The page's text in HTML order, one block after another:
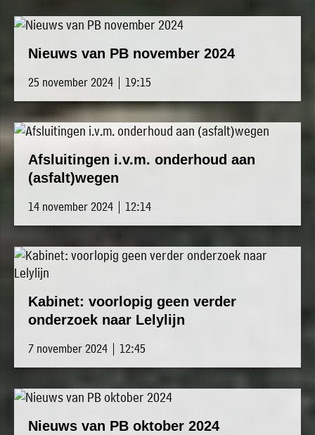
Nieuws van PB november 2024
25 november 2024 | 19:15
Afsluitingen i.v.m. onderhoud aan
(asfalt)wegen
14 november 2024 | 12:14
Kabinet: voorlopig geen verder
onderzoek naar Lelylijn
7 november 2024 | 12:45
Nieuws van PB oktober 2024